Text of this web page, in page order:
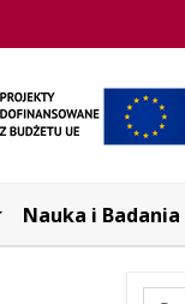
Nauka i Badania